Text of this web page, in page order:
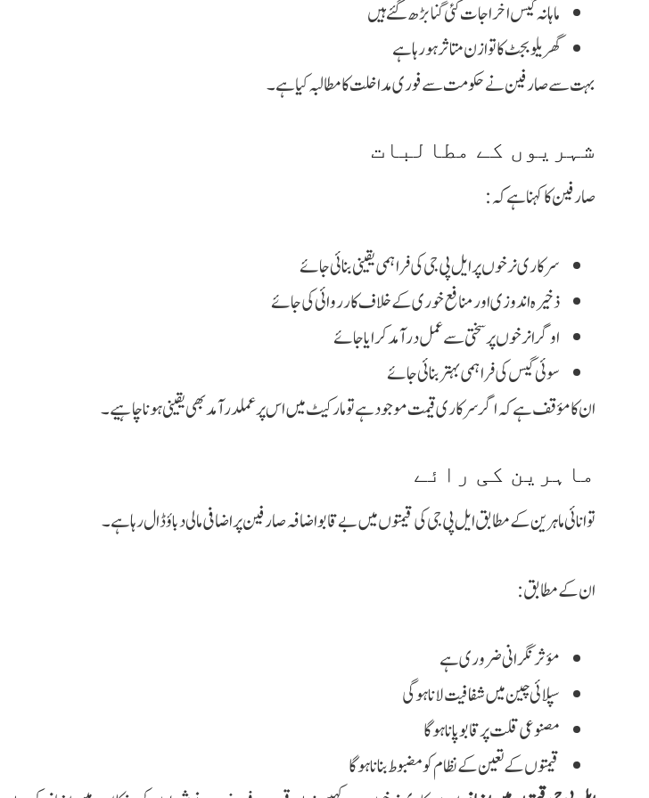
ماہانہ گیس اخراجات کئی گنا بڑھ گئے ہیں
گھریلو بجٹ کا توازن متاثر ہو رہا ہے
بہت سے صارفین نے حکومت سے فوری مداخلت کا مطالبہ کیا ہے۔
شہریوں کے مطالبات
صارفین کا کہنا ہے کہ:
سرکاری نرخوں پر ایل پی جی کی فراہمی یقینی بنائی جائے
ذخیرہ اندوزی اور منافع خوری کے خلاف کارروائی کی جائے
اوگرا نرخوں پر سختی سے عمل درآمد کرایا جائے
سوئی گیس کی فراہمی بہتر بنائی جائے
ان کا مؤقف ہے کہ اگر سرکاری قیمت موجود ہے تو مارکیٹ میں اس پر عملدرآمد بھی یقینی ہونا چاہیے۔
ماہرین کی رائے
توانائی ماہرین کے مطابق ایل پی جی کی قیمتوں میں بے قابو اضافہ صارفین پر اضافی مالی دباؤ ڈال رہا ہے۔
ان کے مطابق:
مؤثر نگرانی ضروری ہے
سپلائی چین میں شفافیت لانا ہوگی
مصنوعی قلت پر قابو پانا ہوگا
قیمتوں کے تعین کے نظام کو مضبوط بنانا ہوگا